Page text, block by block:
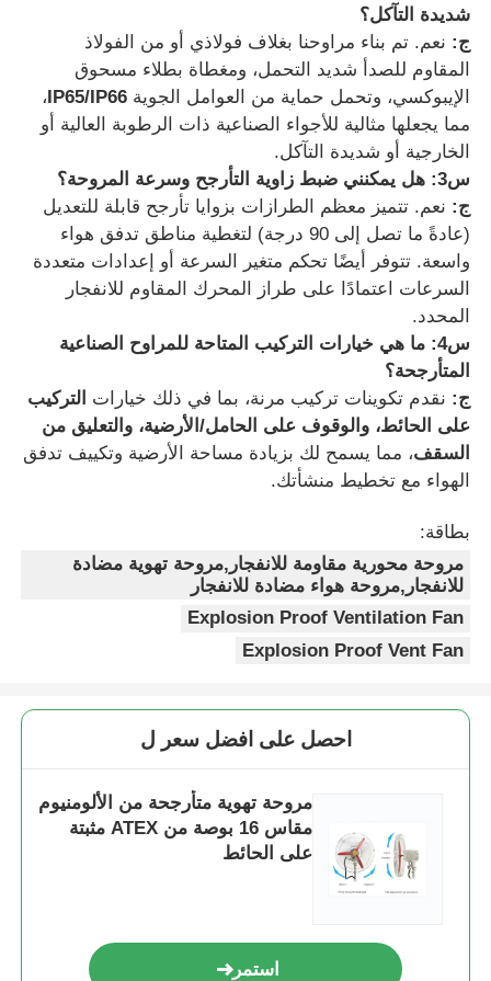
شديدة التآكل؟
ج: نعم. تم بناء مراوحنا بغلاف فولاذي أو من الفولاذ
المقاوم للصدأ شديد التحمل، ومغطاة بطلاء مسحوق
الإيبوكسي، وتحمل حماية من العوامل الجويةIP65/IP66 ،
مما يجعلها مثالية للأجواء الصناعية ذات الرطوبة العالية أو
الخارجية أو شديدة التآكل.
س3: هل يمكنني ضبط زاوية التأرجح وسرعة المروحة؟
ج: نعم. تتميز معظم الطرازات بزوايا تأرجح قابلة للتعديل
(عادةً ما تصل إلى 90 درجة) لتغطية مناطق تدفق هواء
واسعة. تتوفر أيضًا تحكم متغير السرعة أو إعدادات متعددة
السرعات اعتمادًا على طراز المحرك المقاوم للانفجار
المحدد.
س4: ما هي خيارات التركيب المتاحة للمراوح الصناعية
المتأرجحة؟
ج: نقدم تكوينات تركيب مرنة، بما في ذلك خيارات التركيب
على الحائط، والوقوف على الحامل/الأرضية، والتعليق من
السقف، مما يسمح لك بزيادة مساحة الأرضية وتكييف تدفق
الهواء مع تخطيط منشأتك.
بطاقة:
مروحة محورية مقاومة للانفجار,مروحة تهوية مضادة
للانفجار,مروحة هواء مضادة للانفجار
Explosion Proof Ventilation Fan
Explosion Proof Vent Fan
احصل على افضل سعر ل
مروحة تهوية متأرجحة من الألومنيوم
مقاس 16 بوصة من ATEX مثبتة
على الحائط
استمر